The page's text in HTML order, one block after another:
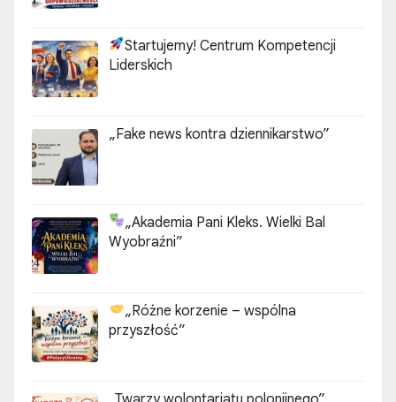
Startujemy! Centrum Kompetencji
Liderskich
„Fake news kontra dziennikarstwo”
„Akademia Pani Kleks. Wielki Bal
Wyobraźni”
„Różne korzenie – wspólna
przyszłość”